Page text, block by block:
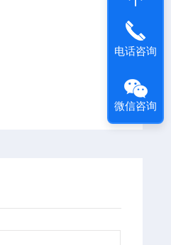
电话咨询
微信咨询